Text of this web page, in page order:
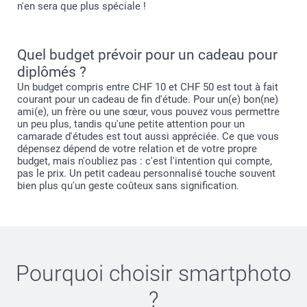
n'en sera que plus spéciale !
Quel budget prévoir pour un cadeau pour
diplômés ?
Un budget compris entre CHF 10 et CHF 50 est tout à fait
courant pour un cadeau de fin d'étude. Pour un(e) bon(ne)
ami(e), un frère ou une sœur, vous pouvez vous permettre
un peu plus, tandis qu'une petite attention pour un
camarade d'études est tout aussi appréciée. Ce que vous
dépensez dépend de votre relation et de votre propre
budget, mais n'oubliez pas : c'est l'intention qui compte,
pas le prix. Un petit cadeau personnalisé touche souvent
bien plus qu'un geste coûteux sans signification.
Pourquoi choisir smartphoto
?